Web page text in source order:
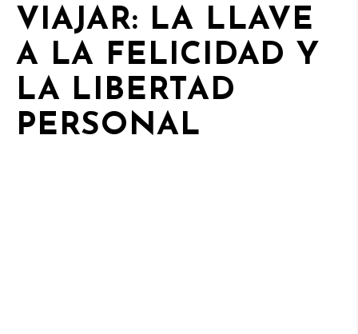
VIAJAR: LA LLAVE
A LA FELICIDAD Y
LA LIBERTAD
PERSONAL